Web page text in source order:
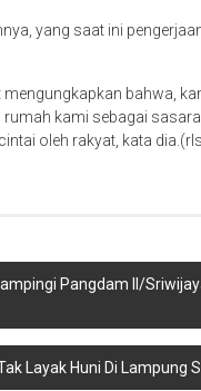
yang saat ini
bahwa,
kami sebagai
oleh rakyat, kata
Pangdam II/
Layak Huni Di